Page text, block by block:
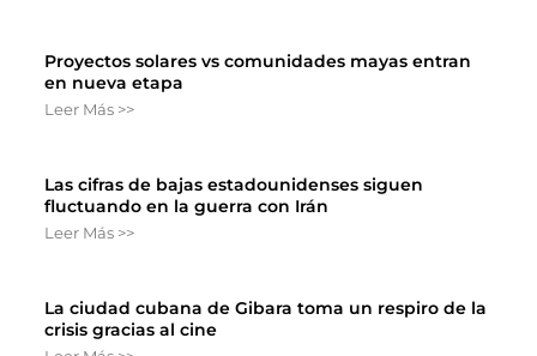
Proyectos solares vs comunidades mayas entran
en nueva etapa
Leer Más >>
Las cifras de bajas estadounidenses siguen
fluctuando en la guerra con Irán
Leer Más >>
La ciudad cubana de Gibara toma un respiro de la
crisis gracias al cine